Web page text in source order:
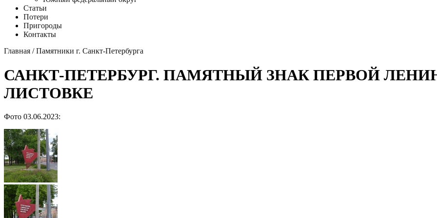
Статьи
Потери
Пригороды
Контакты
Главная /Памятники г. Санкт-Петербурга
САНКТ-ПЕТЕРБУРГ. ПАМЯТНЫЙ ЗНАК ПЕРВОЙ
ЛИСТОВКЕ
Фото 03.06.2023: